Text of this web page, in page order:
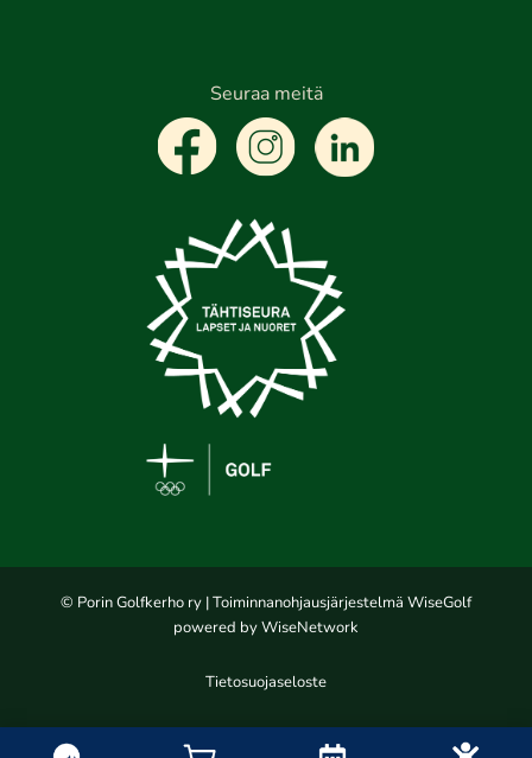
Seuraa meitä
© Porin Golfkerho ry | Toiminnanohjausjärjestelmä WiseGolf
powered by WiseNetwork
Tietosuojaseloste